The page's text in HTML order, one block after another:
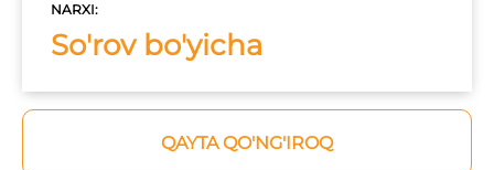
NARXI:
So'rov bo'yicha
QAYTA QO'NG'IROQ